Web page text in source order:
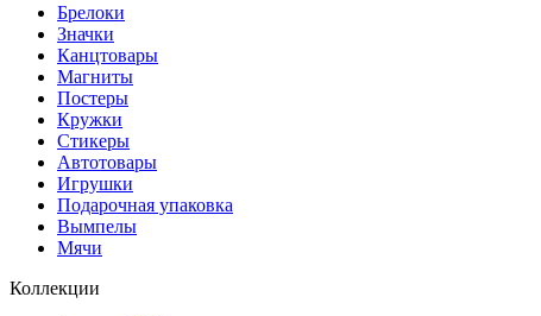
Брелоки
Значки
Канцтовары
Магниты
Постеры
Кружки
Стикеры
Автотовары
Игрушки
Подарочная упаковка
Вымпелы
Мячи
Коллекции